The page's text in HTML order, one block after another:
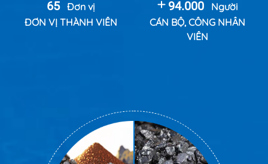
65 Đơn vị
ĐƠN VỊ THÀNH VIÊN
94.000
Người
CÁN BỘ, CÔNG NHÂN
VIÊN